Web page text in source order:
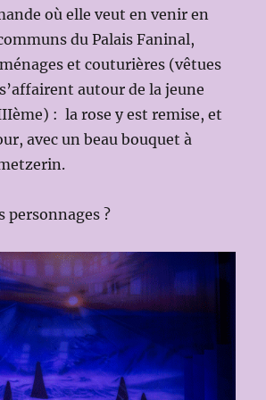
où elle veut en venir en
du Palais Faninal,
et couturières (vêtues
autour de la jeune
: la rose y est remise, et
avec un beau bouquet à
personnages ?